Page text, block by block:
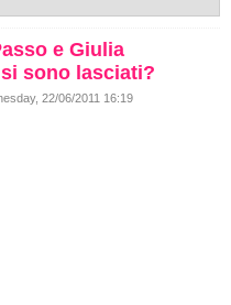
e Giulia
sono lasciati?
22/06/2011 16:19